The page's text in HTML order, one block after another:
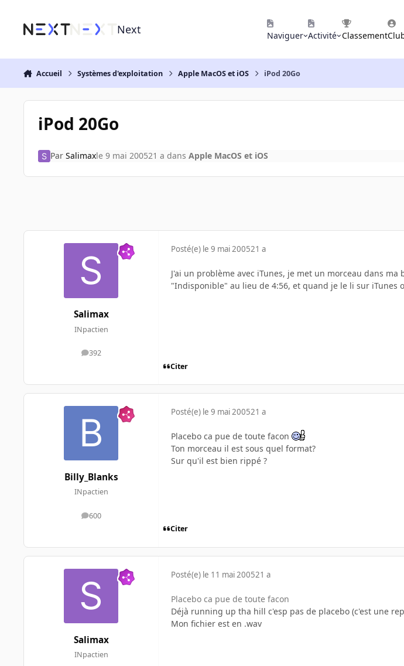
Next Naviguer Activité Classement
Accueil Systèmes d'exploitation Apple MacOS et iOS iPod 20Go
iPod 20Go
Par Salimaxle 9 mai 200521 a dans Apple MacOS et iOS
Salimax
INpactien
392
messages
Posté(e) le 9 mai 200521 a
J'ai un problème avec iTunes, je met un morceau dans
"Indisponible" au lieu de 4:56, et quand je le li sur iTunes
Citer
Billy_Blanks
INpactien
600
messages
Posté(e) le 9 mai 200521 a
Placebo ca pue de toute facon
Ton morceau il est sous quel format?
Sur qu'il est bien rippé ?
Citer
Salimax
INpactien
Posté(e) le 11 mai 200521 a
Placebo ca pue de toute facon
Déjà running up tha hill c'esp pas de placebo (c'est une
Mon fichier est en .wav